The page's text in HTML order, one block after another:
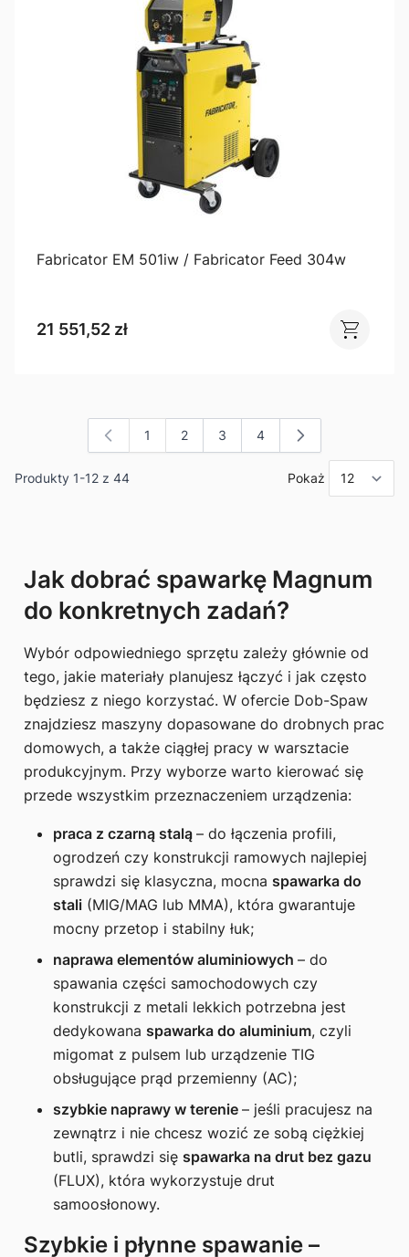
Fabricator EM 501iw / Fabricator Feed 304w
21 551,52 zł
Produkty 1-12 z 44
Aktualnie czytasz stronę
1 Strona
2 Strona
3 Strona
4
Pokaż
Jak dobrać spawarkę Magnum
do konkretnych zadań?
Wybór odpowiedniego sprzętu zależy głównie od
tego, jakie materiały planujesz łączyć i jak często
będziesz z niego korzystać. W ofercie Dob-Spaw
znajdziesz maszyny dopasowane do drobnych prac
domowych, a także ciągłej pracy w warsztacie
produkcyjnym. Przy wyborze warto kierować się
przede wszystkim przeznaczeniem urządzenia:
praca z czarną stalą – do łączenia profili,
ogrodzeń czy konstrukcji ramowych najlepiej
sprawdzi się klasyczna, mocna spawarka do
stali (MIG/MAG lub MMA), która gwarantuje
mocny przetop i stabilny łuk;
naprawa elementów aluminiowych – do
spawania części samochodowych czy
konstrukcji z metali lekkich potrzebna jest
dedykowana spawarka do aluminium, czyli
migomat z pulsem lub urządzenie TIG
obsługujące prąd przemienny (AC);
szybkie naprawy w terenie – jeśli pracujesz na
zewnątrz i nie chcesz wozić ze sobą ciężkiej
butli, sprawdzi się spawarka na drut bez gazu
(FLUX), która wykorzystuje drut
samoosłonowy.
Szybkie i płynne spawanie –